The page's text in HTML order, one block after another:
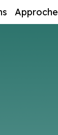
Approche